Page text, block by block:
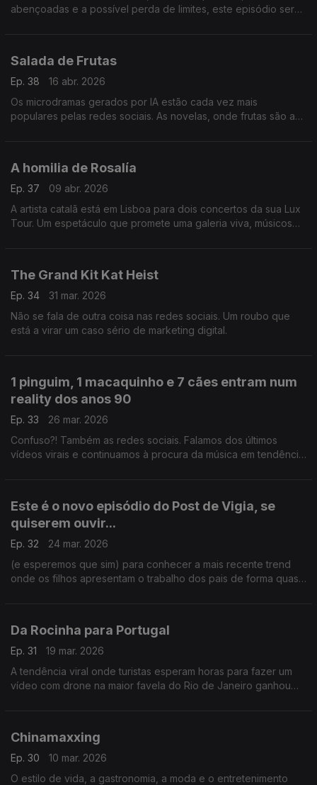
abençoadas e a possível perda de limites, este episódio será
Salada de Frutas
Ep. 38
16 abr. 2026
Os microdramas gerados por IA estão cada vez mais
populares pelas redes sociais. As novelas, onde frutas são as
A homilia de Rosalía
Ep. 37
09 abr. 2026
A artista catalã está em Lisboa para dois concertos da sua Lux
Tour. Um espetáculo que promete uma galeria viva, músicos
The Grand Kit Kat Heist
Ep. 34
31 mar. 2026
Não se fala de outra coisa nas redes sociais. Um roubo que
está a virar um caso sério de marketing digital.
1 pinguim, 1 macaquinho e 7 cães entram num
reality dos anos 90
Ep. 33
26 mar. 2026
Confuso?! Também as redes sociais. Falamos dos últimos
vídeos virais e continuamos à procura da música em tendência
Este é o novo episódio do Post de Vigia, se
quiserem ouvir...
Ep. 32
24 mar. 2026
(e esperemos que sim) para conhecer a mais recente trend
onde os filhos apresentam o trabalho dos pais de forma quase
Da Rocinha para Portugal
Ep. 31
19 mar. 2026
A tendência viral onde turistas esperam horas para fazer um
vídeo com drone na maior favela do Rio de Janeiro ganhou
Chinamaxxing
Ep. 30
10 mar. 2026
O estilo de vida, a gastronomia, a moda e o entretenimento